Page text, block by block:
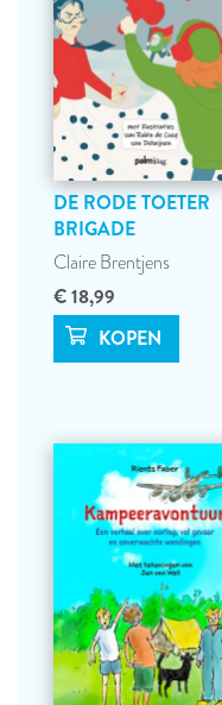
DE RODE TOETER
BRIGADE
Claire Brentjens
€ 18,99